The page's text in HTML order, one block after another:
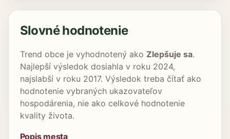
Slovné hodnotenie
Trend obce je vyhodnotený ako Zlepšuje sa.
Najlepší výsledok dosiahla v roku 2024,
najslabší v roku 2017. Výsledok treba čítať ako
hodnotenie vybraných ukazovateľov
hospodárenia, nie ako celkové hodnotenie
kvality života.
Popis mesta